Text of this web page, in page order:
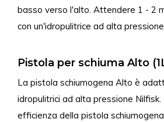
basso verso l'alto. Attendere 1 - 2
con un'idropulitrice ad alta
Pistola per schiuma Alto
La pistola schiumogena Alto è
idropulitrici ad alta pressione
efficienza della pistola